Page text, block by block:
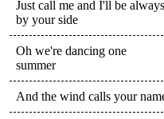
Just call me and I'll be always
by your side
Oh we're dancing one
summer
And the wind calls your